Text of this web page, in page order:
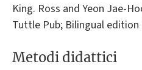
King. Ross and Yeon Jae-
Tuttle Pub; Bilingual edition
Metodi didattici